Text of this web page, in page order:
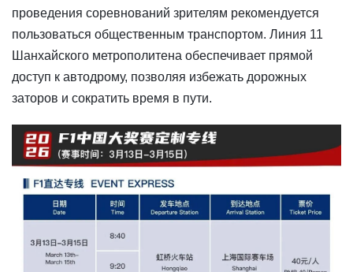
проведения соревнований зрителям рекомендуется
пользоваться общественным транспортом. Линия 11
Шанхайского метрополитена обеспечивает прямой
доступ к автодрому, позволяя избежать дорожных
заторов и сократить время в пути.